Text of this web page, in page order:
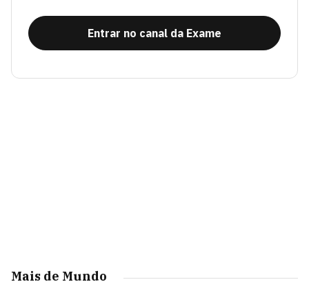
Entrar no canal da Exame
Mais de Mundo